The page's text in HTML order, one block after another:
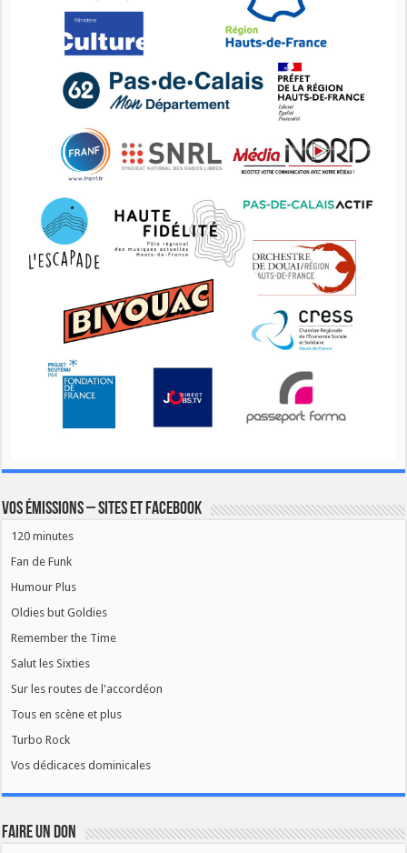
Vos émissions – Sites et Facebook
120 minutes
Fan de Funk
Humour Plus
Oldies but Goldies
Remember the Time
Salut les Sixties
Sur les routes de l'accordéon
Tous en scène et plus
Turbo Rock
Vos dédicaces dominicales
FAIRE UN DON